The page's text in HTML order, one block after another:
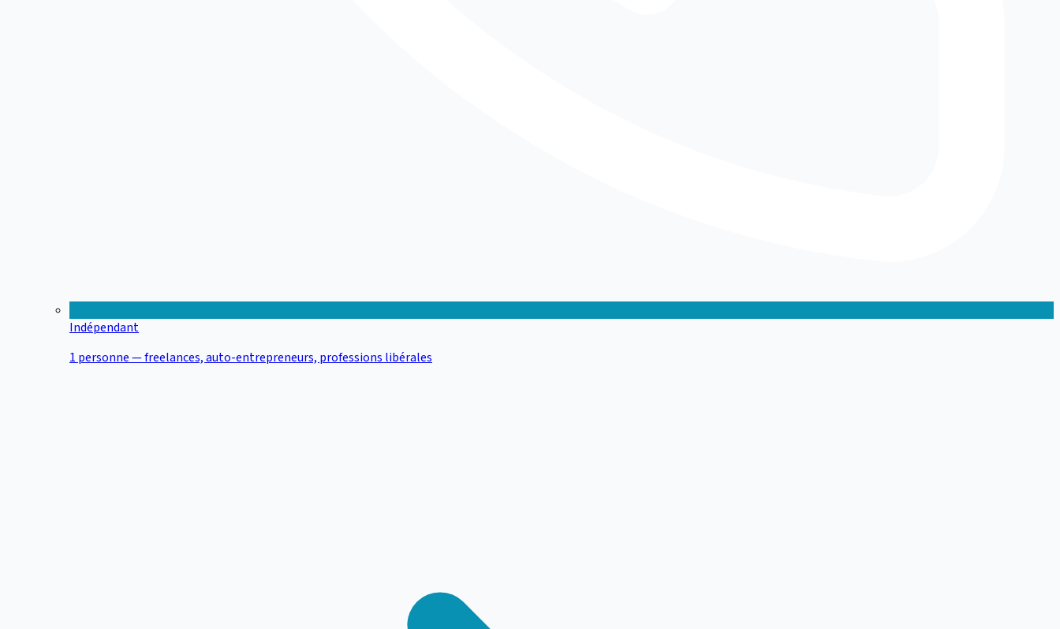
Indépendant
1 personne — freelances, auto-entrepreneurs, professions libérales